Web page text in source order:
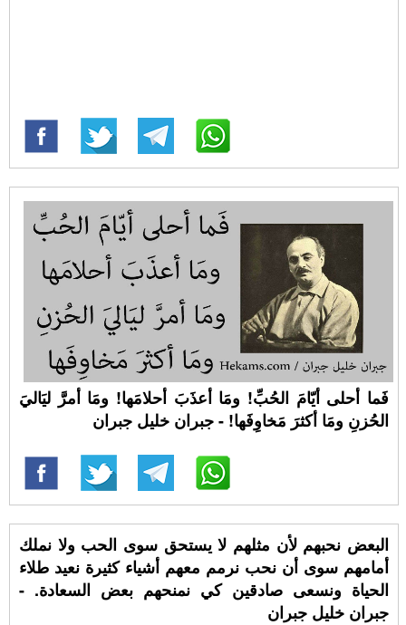
فَما أحلى أيّامَ الحُبِّ! ومَا أعذَبَ أحلامَها! ومَا أمرَّ ليَاليَ
الحُزنِ ومَا أكثرَ مَخاوِفَها! - جبران خليل جبران
البعض نحبهم لأن مثلهم لا يستحق سوى الحب ولا نملك
أمامهم سوى أن نحب نرمم معهم أشياء كثيرة نعيد طلاء
الحياة ونسعى صادقين كي نمنحهم بعض السعادة. -
جبران خليل جبران